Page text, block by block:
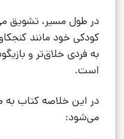
در طول مسیر، تشویق
کودکی خود مانند
به فردی خلاق‌تر و
است.
در این خلاصه کتاب به
می‌شود: